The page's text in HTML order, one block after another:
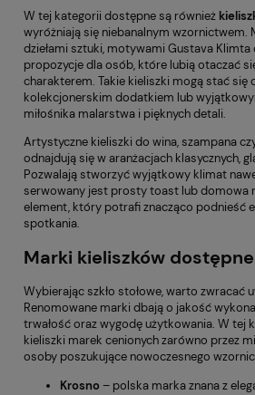
W tej kategorii dostępne są również
wyróżniają się niebanalnym wzornictwem.
dziełami sztuki, motywami Gustava
propozycje dla osób, które lubią otaczać
charakterem. Takie kieliszki mogą stać się
kolekcjonerskim dodatkiem lub
miłośnika malarstwa i pięknych detali.
Artystyczne kieliszki do wina, szampana
odnajdują się w aranżacjach klasycznych,
Pozwalają stworzyć wyjątkowy klimat
serwowany jest prosty toast lub domowa
element, który potrafi znacząco podnieść
spotkania.
Marki kieliszków
Wybierając szkło stołowe, warto zwracać
Renomowane marki dbają o jakość
trwałość oraz wygodę użytkowania. W tej
kieliszki marek cenionych zarówno przez
osoby poszukujące nowoczesnego
Krosno– polska marka znana z